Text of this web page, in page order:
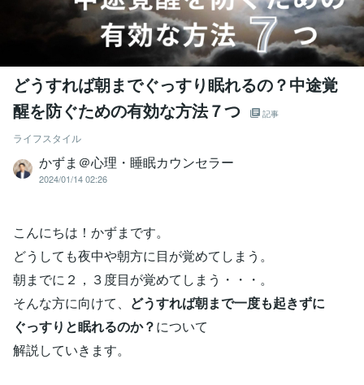
どうすれば朝までぐっすり眠れるの？中途覚
醒を防ぐための有効な方法７つ
記事
ライフスタイル
かずま＠心理・睡眠カウンセラー
2024/01/14 02:26
こんにちは！かずまです。
どうしても夜中や朝方に目が覚めてしまう。
朝までに２，３度目が覚めてしまう・・・。
そんな方に向けて、 どうすれば朝まで一度も起きずに
ぐっすりと眠れるのか？について
解説していきます。